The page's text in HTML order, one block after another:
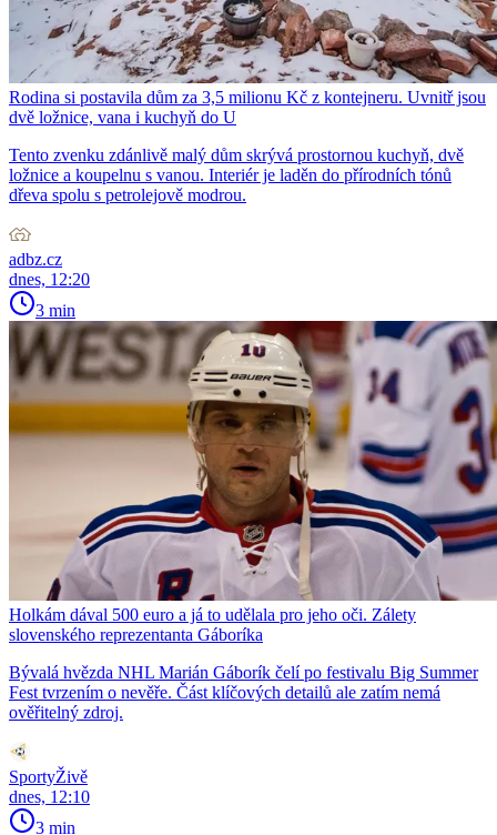
Rodina si postavila dům za 3,5 milionu Kč z kontejneru. Uvnitř jsou
dvě ložnice, vana i kuchyň do U
Tento zvenku zdánlivě malý dům skrývá prostornou kuchyň, dvě
ložnice a koupelnu s vanou. Interiér je laděn do přírodních tónů
dřeva spolu s petrolejově modrou.
adbz.cz
dnes, 12:20
3 min
Holkám dával 500 euro a já to udělala pro jeho oči. Zálety
slovenského reprezentanta Gáboríka
Bývalá hvězda NHL Marián Gáborík čelí po festivalu Big Summer
Fest tvrzením o nevěře. Část klíčových detailů ale zatím nemá
ověřitelný zdroj.
SportyŽivě
dnes, 12:10
3 min